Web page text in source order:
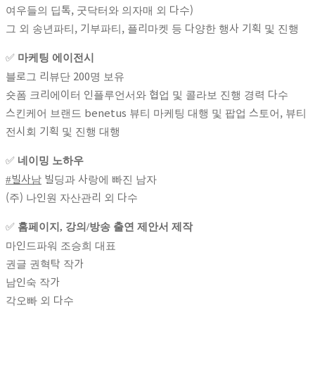
여우들의 딥톡, 굿닥터와 의자매 외 다수)
그 외 송년파티, 기부파티, 플리마켓 등 다양한 행사 기획 및 진행
✅ 마케팅 에이전시
블로그 리뷰단 200명 보유
숏폼 크리에이터 인플루언서와 협업 및 콜라보 진행 경력 다수
스킨케어 브랜드 benetus 뷰티 마케팅 대행 및 팝업 스토어, 뷰티
전시회 기획 및 진행 대행
✅ 네이밍 노하우
#빌사남 빌딩과 사랑에 빠진 남자
(주) 나인원 자산관리 외 다수
✅ 홈페이지, 강의/방송 출연 제안서 제작
마인드파워 조승희 대표
권글 권혁탁 작가
남인숙 작가
각오빠 외 다수